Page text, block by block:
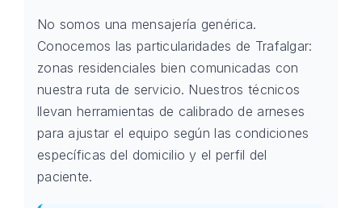
No somos una mensajería genérica.
Conocemos las particularidades de Trafalgar:
zonas residenciales bien comunicadas con
nuestra ruta de servicio. Nuestros técnicos
llevan herramientas de calibrado de arneses
para ajustar el equipo según las condiciones
específicas del domicilio y el perfil del
paciente.